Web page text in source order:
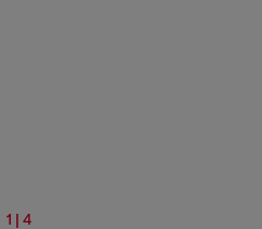
1 | 4